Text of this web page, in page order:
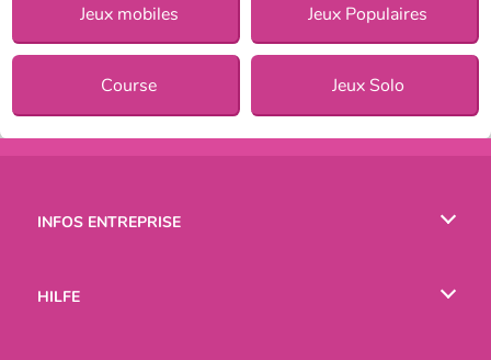
Jeux mobiles Jeux Populaires
Course Jeux Solo
INFOS ENTREPRISE
HILFE